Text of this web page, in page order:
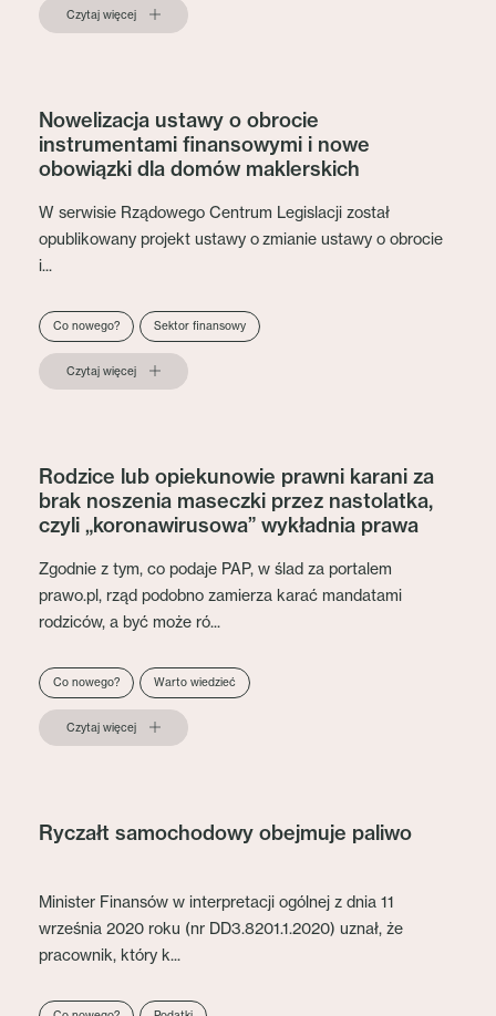
Czytaj więcej
Nowelizacja ustawy o obrocie
instrumentami finansowymi i nowe
obowiązki dla domów maklerskich
W serwisie Rządowego Centrum Legislacji został
opublikowany projekt ustawy o zmianie ustawy o obrocie
i...
Co nowego? Sektor finansowy
Czytaj więcej
Rodzice lub opiekunowie prawni karani za
brak noszenia maseczki przez nastolatka,
czyli „koronawirusowa” wykładnia prawa
Zgodnie z tym, co podaje PAP, w ślad za portalem
prawo.pl, rząd podobno zamierza karać mandatami
rodziców, a być może ró...
Co nowego? Warto wiedzieć
Czytaj więcej
Ryczałt samochodowy obejmuje paliwo
Minister Finansów w interpretacji ogólnej z dnia 11
września 2020 roku (nr DD3.8201.1.2020) uznał, że
pracownik, który k...